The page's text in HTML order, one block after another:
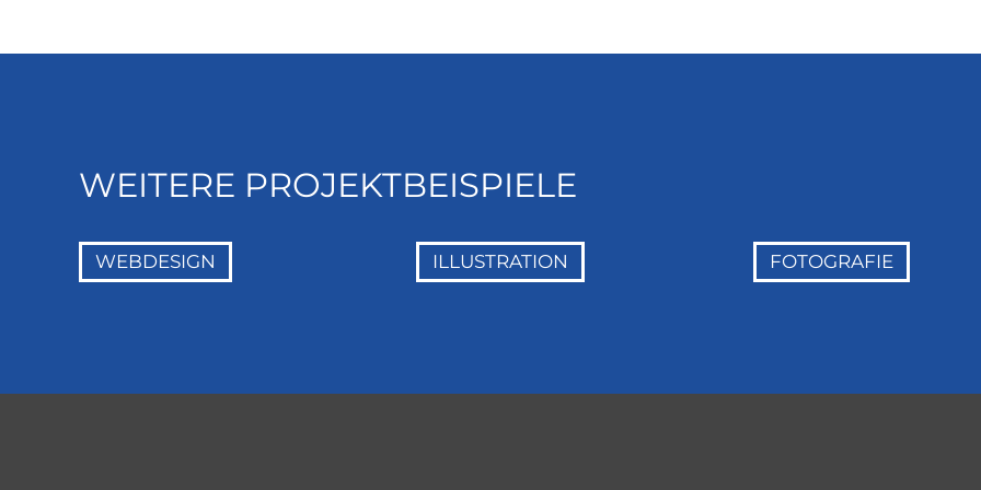
WEITERE PROJEKTBEISPIELE
WEBDESIGN ILLUSTRATION FOTOGRAFIE